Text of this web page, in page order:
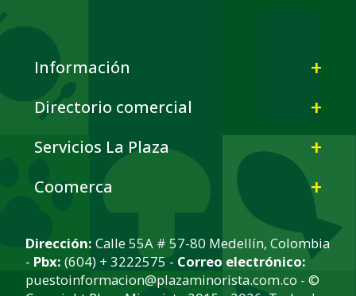
Información
Directorio comercial
Servicios La Plaza
Coomerca
Dirección: Calle 55A # 57-80 Medellín, Colombia
- Pbx: (604) + 3222575 - Correo electrónico:
puestoinformacion@plazaminorista.com.co - ©